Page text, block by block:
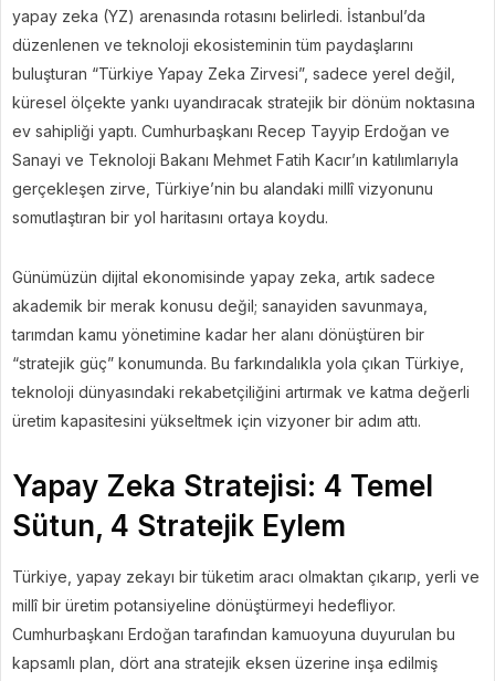
yapay zeka (YZ) arenasında rotasını belirledi. İstanbul’da
düzenlenen ve teknoloji ekosisteminin tüm paydaşlarını
buluşturan “Türkiye Yapay Zeka Zirvesi”, sadece yerel değil,
küresel ölçekte yankı uyandıracak stratejik bir dönüm noktasına
ev sahipliği yaptı. Cumhurbaşkanı Recep Tayyip Erdoğan ve
Sanayi ve Teknoloji Bakanı Mehmet Fatih Kacır’ın katılımlarıyla
gerçekleşen zirve, Türkiye’nin bu alandaki millî vizyonunu
somutlaştıran bir yol haritasını ortaya koydu.
Günümüzün dijital ekonomisinde yapay zeka, artık sadece
akademik bir merak konusu değil; sanayiden savunmaya,
tarımdan kamu yönetimine kadar her alanı dönüştüren bir
“stratejik güç” konumunda. Bu farkındalıkla yola çıkan Türkiye,
teknoloji dünyasındaki rekabetçiliğini artırmak ve katma değerli
üretim kapasitesini yükseltmek için vizyoner bir adım attı.
Yapay Zeka Stratejisi: 4 Temel
Sütun, 4 Stratejik Eylem
Türkiye, yapay zekayı bir tüketim aracı olmaktan çıkarıp, yerli ve
millî bir üretim potansiyeline dönüştürmeyi hedefliyor.
Cumhurbaşkanı Erdoğan tarafından kamuoyuna duyurulan bu
kapsamlı plan, dört ana stratejik eksen üzerine inşa edilmiş